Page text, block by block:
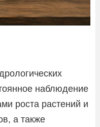
наблюдение
роста растений и
а также